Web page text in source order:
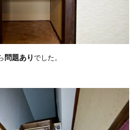
問題あり でした。